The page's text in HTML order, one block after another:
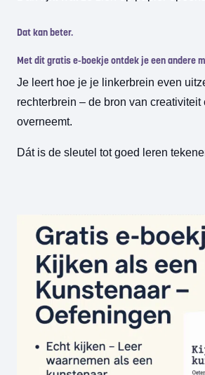
Dat kan beter.
Met dit gratis e-boekje ontdek je een andere
Je leert hoe je je linkerbrein even
rechterbrein – de bron van creativiteit
overneemt.
Dát is de sleutel tot goed leren